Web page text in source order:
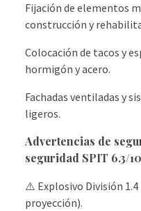
Fijación de elementos
construcción y
Colocación de tacos y
hormigón y acero.
Fachadas ventiladas y
ligeros.
Advertencias de
seguridad SPIT 6.3/
⚠️ Explosivo División
proyección).